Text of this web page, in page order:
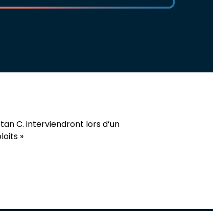
C. interviendront lors d’un
»